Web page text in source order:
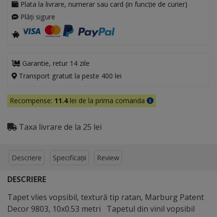
Plata la livrare, numerar sau card (in funcție de curier)
Plăți sigure
Garantie, retur 14 zile
Transport gratuit la peste 400 lei
Recompense: 11.4lei de la prima comanda
Taxa livrare de la 25 lei
Descriere Specificații Review
DESCRIERE
Tapet vlies vopsibil, textură tip ratan, Marburg Patent
Decor 9803, 10x0.53 metri Tapetul din vinil vopsibil